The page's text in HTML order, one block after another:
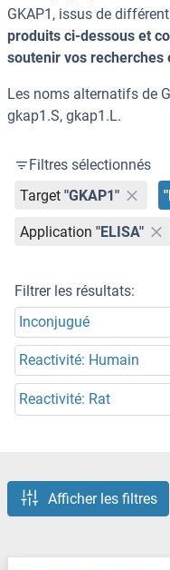
GKAP1, issus de
produits ci-dessous et
soutenir vos recherches
Les noms alternatifs de
gkap1.S, gkap1.L.
Filtres sélectionnés
Target "GKAP1"
Application "ELISA"
Filtrer les résultats:
Inconjugué
Reactivité: Humain
Reactivité: Rat
Afficher les filtres